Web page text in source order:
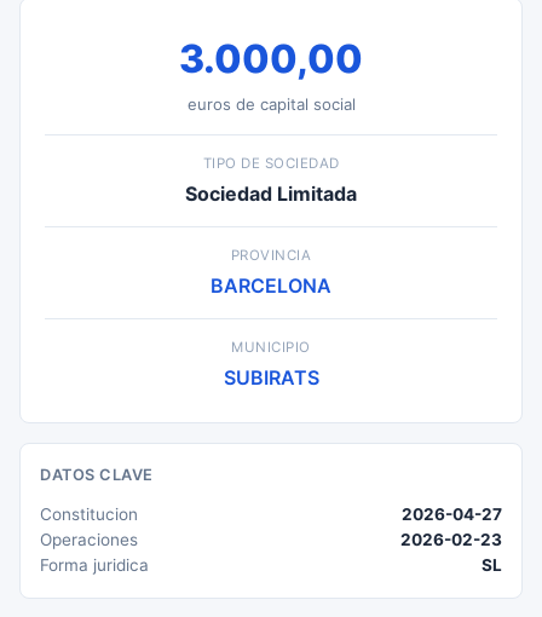
3.000,00
euros de capital social
TIPO DE SOCIEDAD
Sociedad Limitada
PROVINCIA
BARCELONA
MUNICIPIO
SUBIRATS
DATOS CLAVE
Constitucion
2026-04-27
Operaciones
2026-02-23
Forma juridica
SL